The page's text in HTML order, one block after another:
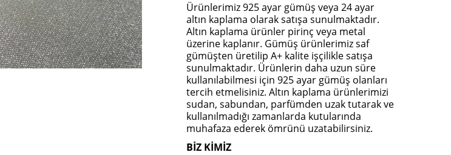
Ürünlerimiz 925 ayar gümüş veya 24 ayar
altın kaplama olarak satışa sunulmaktadır.
Altın kaplama ürünler pirinç veya metal
üzerine kaplanır. Gümüş ürünlerimiz saf
gümüşten üretilip A+ kalite işçilikle satışa
sunulmaktadır. Ürünlerin daha uzun süre
kullanılabilmesi için 925 ayar gümüş olanları
tercih etmelisiniz. Altın kaplama ürünlerimizi
sudan, sabundan, parfümden uzak tutarak ve
kullanılmadığı zamanlarda kutularında
muhafaza ederek ömrünü uzatabilirsiniz.
BİZ KİMİZ